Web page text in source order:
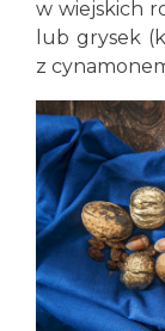
w wiejskich
lub grysek
z